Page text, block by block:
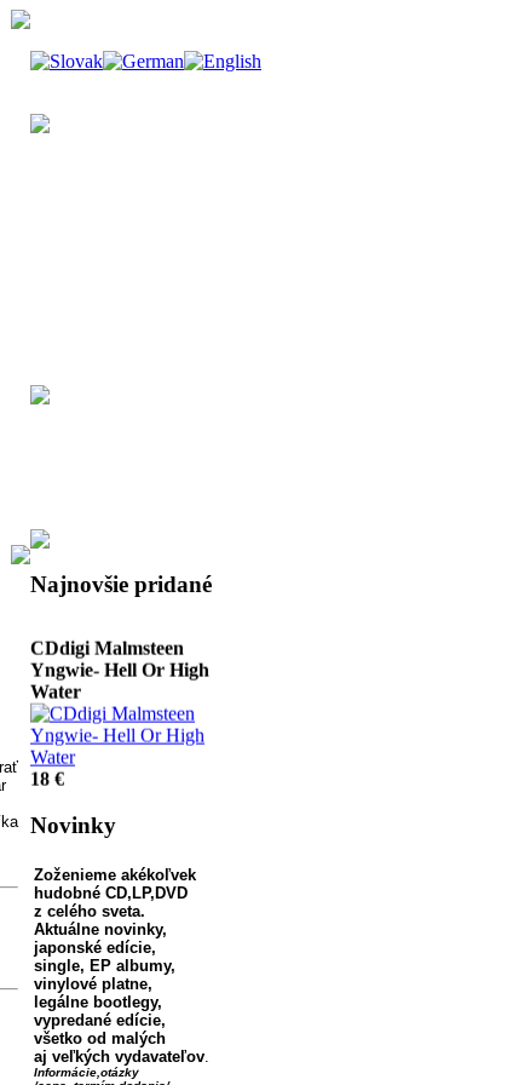
Najnovšie pridané
Deathbringer
35 €
903,78 Sk
Yngwie- Hell Or High
Water
18 €
542,27 Sk
CDdigi Coldrain -
OPTIMIZE =
OPTDEMISE
19 €
572,39 Sk
Pridať do košíka
Novinky
Zoženieme akékoľvek
hudobné CD,LP, DVD
z celého sveta.
Aktuálne novinky,
japonské edície,
single, EP albumy,
vinylové platne,
legálne bootlegy,
vypredané edície,
všetko od malých
aj veľkých vydavateľov
Informácie,otázky